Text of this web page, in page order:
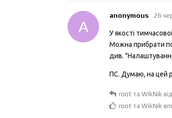
A
anonymous 26
У якості
Можна прибрати
див.
ПС. Думаю, на цей
root та WikNik
root та WikNik